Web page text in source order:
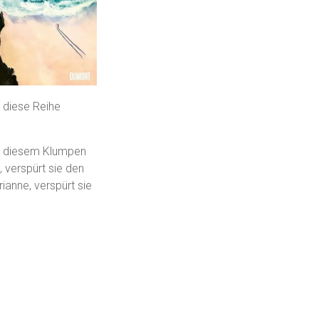
Reihe
Klumpen
verspürt sie den
verspürt sie